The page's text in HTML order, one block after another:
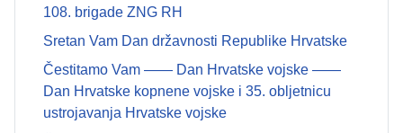
108. brigade ZNG RH
Sretan Vam Dan državnosti Republike Hrvatske
Čestitamo Vam —— Dan Hrvatske vojske ——
Dan Hrvatske kopnene vojske i 35. obljetnicu
ustrojavanja Hrvatske vojske